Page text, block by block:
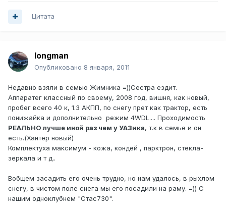
Цитата
longman
Опубликовано 8 января, 2011
Недавно взяли в семью Жимника =))Сестра ездит.
Аппаратег классный по своему, 2008 год, вишня, как новый,
пробег всего 40 к, 1.3 АКПП, по снегу прет как трактор, есть
понижайка и дополнительно режим 4WDL.... Проходимость
РЕАЛЬНО лучше иной раз чем у УАЗика, т.к в семье и он
есть.(Хантер новый)
Комплектуха максимум - кожа, кондей , парктрон, стекла-
зеркала и т д..
Вобщем засадить его очень трудно, но нам удалось, в рыхлом
снегу, в чистом поле снега мы его посадили на раму. =)) С
нашим одноклубнем "Стас730".